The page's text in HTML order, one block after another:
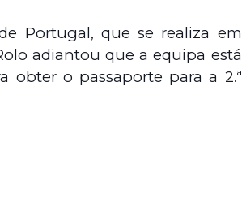
Portugal, que se realiza em
adiantou que a equipa está
o passaporte para a 2.ª